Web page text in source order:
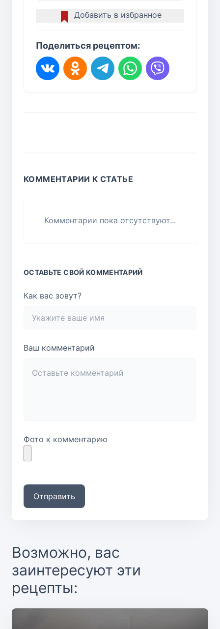
Добавить в избранное
Поделиться рецептом:
КОММЕНТАРИИ К СТАТЬЕ
Комментарии пока отсутствуют...
ОСТАВЬТЕ СВОЙ КОММЕНТАРИЙ
Как вас зовут?
Ваш комментарий
Фото к комментарию
Отправить
Возможно, вас
заинтересуют эти
рецепты: